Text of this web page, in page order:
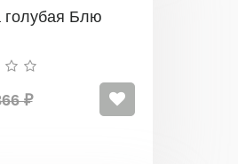
голубая Блю
₽